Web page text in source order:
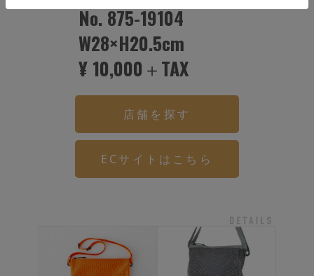
No. 875-19104
W28×H20.5cm
¥ 10,000＋TAX
店舗を探す
ECサイトはこちら